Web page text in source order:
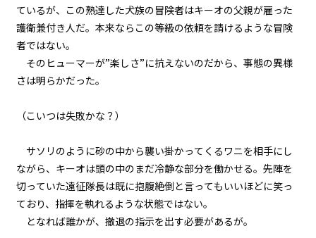
二章 【マモのグルメ】と迷宮攻略
大作戦
大作戦
第六話 チャーシュー丼と〈管理
者〉様の像
二章 【マモのグルメ】と迷宮攻略
大作戦
ているが、この熟達した犬族の冒険者はキーオの父親が雇った
護衛兼付き人だ。本来ならこの等級の依頼を請けるような冒険
者ではない。
そのヒューマーが”楽しさ”に抗えないのだから、事態の異様
さは明らかだった。
（こいつは失敗かな？）
サソリのように砂の中から襲い掛かってくるワニを相手にし
ながら、キーオは頭の中のまだ冷静な部分を働かせる。先陣を
切っていた遠征隊長は既に抱腹絶倒と言ってもいいほどに笑っ
ており、指揮を執れるような状態ではない。
となれば誰かが、撤退の指示を出す必要があるが。